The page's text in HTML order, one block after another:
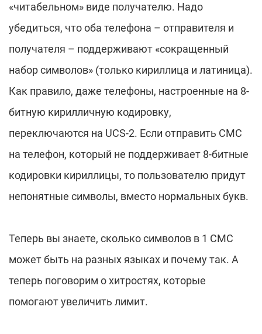
«читабельном» виде получателю. Надо
убедиться, что оба телефона – отправителя и
получателя – поддерживают «сокращенный
набор символов» (только кириллица и латиница).
Как правило, даже телефоны, настроенные на 8-
битную кирилличную кодировку,
переключаются на UCS-2. Если отправить СМС
на телефон, который не поддерживает 8-битные
кодировки кириллицы, то пользователю придут
непонятные символы, вместо нормальных букв.
Теперь вы знаете, сколько символов в 1 СМС
может быть на разных языках и почему так. А
теперь поговорим о хитростях, которые
помогают увеличить лимит.